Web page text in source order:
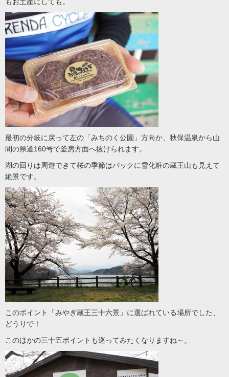
最初の分岐に戻って左の「みちのく公園」方向か、秋保温泉から山
間の県道160号で釜房方面へ抜けられます。
湖の回りは周遊できて桜の季節はバックに雪化粧の蔵王山も見えて
絶景です。
このポイント「みやぎ蔵王三十六景」に選ばれている場所でした、
どうりで！
このほかの三十五ポイントも巡ってみたくなりますね～。